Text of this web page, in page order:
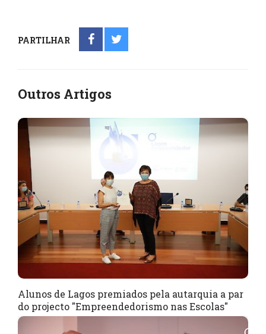
PARTILHAR
Outros Artigos
Alunos de Lagos premiados pela autarquia a par
do projecto "Empreendedorismo nas Escolas"